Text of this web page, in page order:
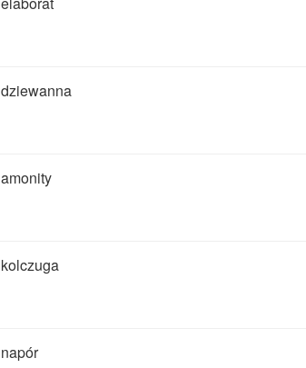
dziewanna
amonity
kolczuga
napór